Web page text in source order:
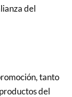
del
tanto
del